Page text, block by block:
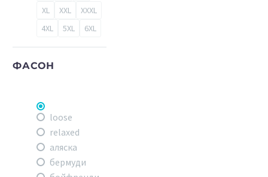
XL
XXL
XXXL
4XL
5XL 6XL
ФАСОН
loose
relaxed
аляска
бермуди